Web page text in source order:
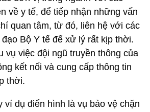
về y tế, để tiếp nhận những vấn
quan tâm, từ đó, liên hệ với các
Bộ Y tế để xử lý rất kịp thời.
vụ việc đội ngũ truyền thông của
kết nối và cung cấp thông tin
thời.
ví dụ điển hình là vụ bảo vệ chặn